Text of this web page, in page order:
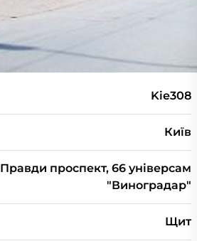
Kie308
Київ
Правди проспект, 66 універсам
"Виноградар"
Щит